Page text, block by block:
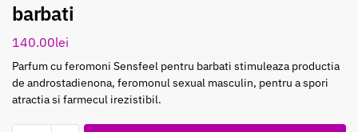
barbati
140.00lei
Parfum cu feromoni Sensfeel pentru barbati stimuleaza productia
de androstadienona, feromonul sexual masculin, pentru a spori
atractia si farmecul irezistibil.